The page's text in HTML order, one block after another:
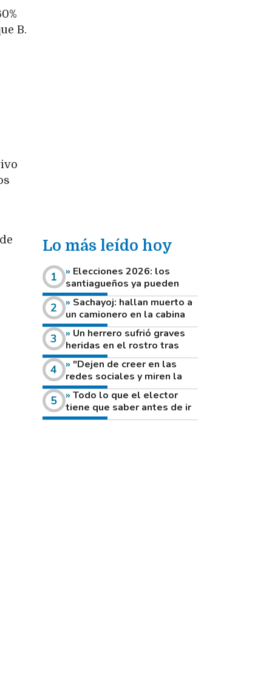
B.
Lo más leído hoy
Elecciones 2026: los
santiagueños ya pueden
consultar dónde votan este
domingo
Sachayoj: hallan muerto a
un camionero en la cabina
de su vehículo a la vera de
un camino rural
Un herrero sufrió graves
heridas en el rostro tras
reventar el disco de una
amoladora
"Dejen de creer en las
redes sociales y miren la
heladera de sus casas": el
fuerte mensaje de una joven
que votó por primera vez
Todo lo que el elector
tiene que saber antes de ir
a votar este domingo